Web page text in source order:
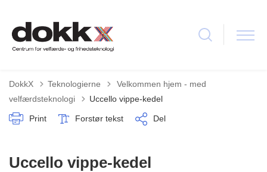
DokkX Teknologierne Tilbage til
Velkommen hjem - med
velfærdsteknologi
Uccello vippe-kedel
Print Forstør tekst Del
Uccello vippe-kedel